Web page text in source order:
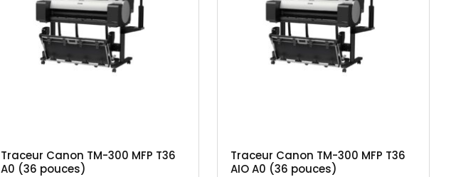
Traceur Canon TM-300 MFP T36
A0 (36 pouces)
Traceur Canon TM-300 MFP T36
AIO A0 (36 pouces)